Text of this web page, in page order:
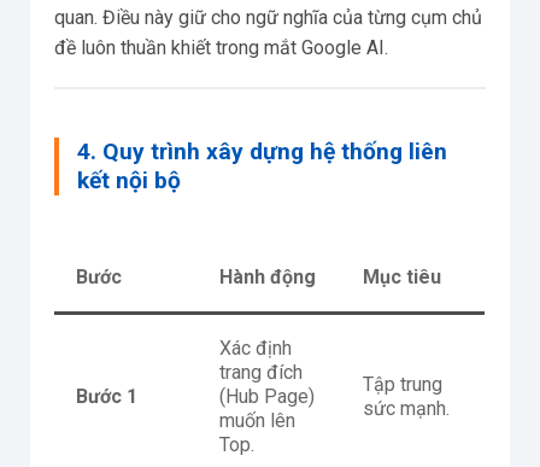
quan. Điều này giữ cho ngữ nghĩa của từng cụm chủ
đề luôn thuần khiết trong mắt Google AI.
4. Quy trình xây dựng hệ thống liên
kết nội bộ
Bước Hành động Mục tiêu
Bước 1
Xác định
trang đích
(Hub Page)
muốn lên
Top.
Tập trung
sức mạnh.